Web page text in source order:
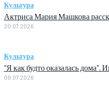
Культура
Актриса Мария Машкова
20.07.2026
Культура
"Я как будто оказалась дома".
09.07.2026